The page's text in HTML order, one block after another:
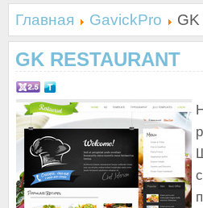
Главная GavickPro
GK RESTAURANT